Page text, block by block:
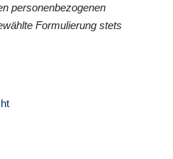
personenbezogenen
Formulierung stets